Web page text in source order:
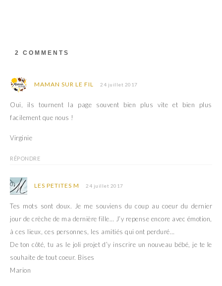
2 COMMENTS
MAMAN SUR LE FIL 24 juillet 2017
Oui, ils tournent la page souvent bien plus vite et bien plus
facilement que nous !
Virginie
RÉPONDRE
LES PETITES M 24 juillet 2017
Tes mots sont doux. Je me souviens du coup au coeur du dernier
jour de crèche de ma dernière fille… J’y repense encore avec émotion,
à ces lieux, ces personnes, les amitiés qui ont perduré…
De ton côté, tu as le joli projet d’y inscrire un nouveau bébé, je te le
souhaite de tout coeur. Bises
Marion